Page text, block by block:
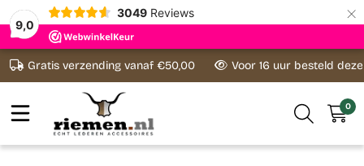
9,0
3049 Reviews ×
Ga naar content
Gratis verzending vanaf €50,00 Voor 16 uur besteld
0